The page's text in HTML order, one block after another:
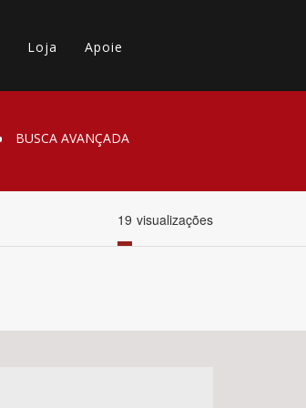
Loja Apoie
BUSCA AVANÇADA
19 visualizações